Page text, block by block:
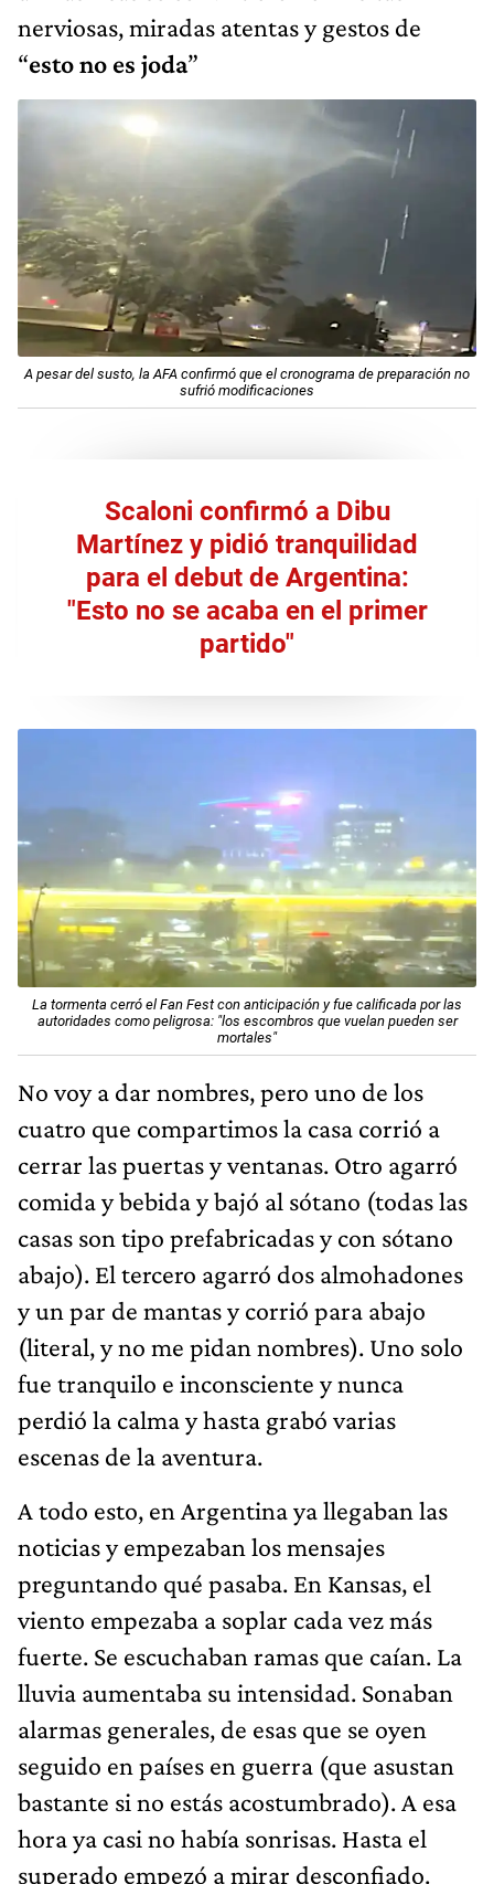
nerviosas, miradas atentas y gestos de
“esto no es joda”
A pesar del susto, la AFA confirmó que el cronograma de preparación no
sufrió modificaciones
Scaloni confirmó a Dibu
Martínez y pidió tranquilidad
para el debut de Argentina:
"Esto no se acaba en el primer
partido"
La tormenta cerró el Fan Fest con anticipación y fue calificada por las
autoridades como peligrosa: "los escombros que vuelan pueden ser
mortales"
No voy a dar nombres, pero uno de los
cuatro que compartimos la casa corrió a
cerrar las puertas y ventanas. Otro agarró
comida y bebida y bajó al sótano (todas las
casas son tipo prefabricadas y con sótano
abajo). El tercero agarró dos almohadones
y un par de mantas y corrió para abajo
(literal, y no me pidan nombres). Uno solo
fue tranquilo e inconsciente y nunca
perdió la calma y hasta grabó varias
escenas de la aventura.
A todo esto, en Argentina ya llegaban las
noticias y empezaban los mensajes
preguntando qué pasaba. En Kansas, el
viento empezaba a soplar cada vez más
fuerte. Se escuchaban ramas que caían. La
lluvia aumentaba su intensidad. Sonaban
alarmas generales, de esas que se oyen
seguido en países en guerra (que asustan
bastante si no estás acostumbrado). A esa
hora ya casi no había sonrisas. Hasta el
superado empezó a mirar desconfiado.